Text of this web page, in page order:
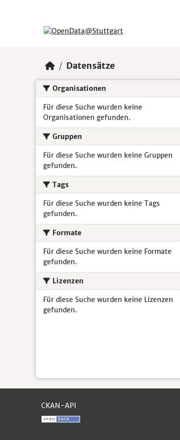
Datensätze
Organisationen
Für diese Suche wurden keine
Organisationen gefunden.
Gruppen
Für diese Suche wurden keine Gruppen
gefunden.
Tags
Für diese Suche wurden keine Tags
gefunden.
Formate
Für diese Suche wurden keine Formate
gefunden.
Lizenzen
Für diese Suche wurden keine Lizenzen
gefunden.
CKAN-API